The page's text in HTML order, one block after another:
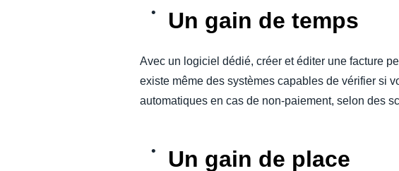
Un gain de temps
Avec un logiciel dédié, créer et éditer une facture
existe même des systèmes capables de vérifier si
automatiques en cas de non-paiement, selon des
Un gain de place